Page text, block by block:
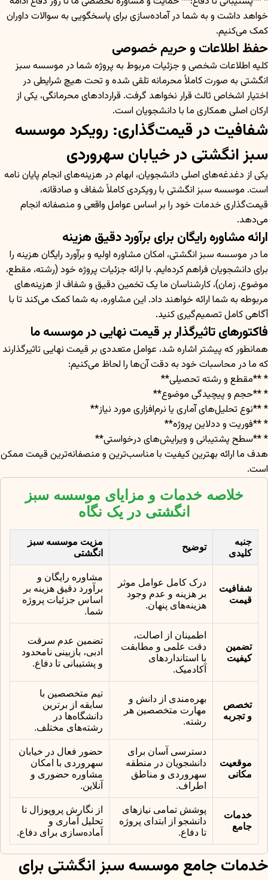
خواهد داشت و به شما در آماده‌سازی برای پاسخگویی به سوالات داوران
کمک می‌کنیم.
حفظ اطلاعات و حریم خصوصی
کلیه اطلاعات شخصی و جزئیات مربوط به پروژه شما در موسسه سبز
انگشتی به صورت کاملاً محرمانه تلقی شده و تحت هیچ شرایطی در
اختیار اشخاص ثالث قرار نخواهد گرفت. قراردادهای محرمانگی، یکی از
ارکان اصلی همکاری ما با دانشجویان است.
شفافیت در قیمت‌گذاری: رویکرد موسسه
سبز انگشتی در خیابان سهروردی
یکی از دغدغه‌های اصلی دانشجویان، ابهام در هزینه‌های انجام پایان نامه
است. موسسه سبز انگشتی با رویکردی کاملاً شفاف و صادقانه،
قیمت‌گذاری خدمات خود را بر اساس عوامل واقعی و منصفانه انجام
می‌دهد.
ارائه مشاوره رایگان برای برآورد دقیق هزینه
ما در موسسه سبز انگشتی، امکان مشاوره اولیه و برآورد رایگان هزینه را
برای دانشجویان فراهم کرده‌ایم. با ارائه جزئیات پروژه خود (رشته، مقطع،
موضوع، زمان)، کارشناسان ما یک تخمین دقیق و شفاف از هزینه‌های
مربوطه به شما ارائه خواهند داد. این مشاوره، به شما کمک می‌کند تا با
آگاهی کامل تصمیم‌گیری کنید.
فاکتورهای تاثیرگذار بر قیمت نهایی در موسسه ما
همانطور که پیشتر اشاره شد، عوامل متعددی بر قیمت نهایی تاثیرگذارند
که ما در محاسبات خود به دقت آن‌ها را لحاظ می‌کنیم:
* **مقطع و رشته تحصیلی**
* **حجم و پیچیدگی موضوع**
* **نوع تحلیل‌های آماری یا نرم‌افزاری مورد نیاز**
* **فوریت و ددلاین پروژه**
* **سطح پشتیبانی و ویرایش‌های درخواستی**
هدف ما ارائه بهترین کیفیت با مناسب‌ترین و منصفانه‌ترین قیمت ممکن
است.
خلاصه خدمات و مزایای موسسه سبز
انگشتی در یک نگاه
جنبه
کلیدی
توضیح
مزیت موسسه سبز
انگشتی
شفافیت
قیمت
درک کامل عوامل موثر
بر هزینه و عدم وجود
هزینه‌های پنهان.
مشاوره رایگان و
برآورد دقیق هزینه بر
اساس جزئیات پروژه
شما.
تضمین
کیفیت
اطمینان از اصالت،
دقت علمی و مطابقت
با استانداردهای
آکادمیک.
تضمین عدم سرقت
ادبی، بازبینی نامحدود
و پشتیبانی تا دفاع.
تخصص
و تجربه
بهره‌مندی از دانش و
مهارت متخصصین هر
رشته.
تیم متخصصین با
سابقه از برترین
دانشگاه‌ها در
رشته‌های مختلف.
موقعیت
مکانی
دسترسی آسان برای
دانشجویان در منطقه
سهروردی و مناطق
اطراف.
حضور فعال در خیابان
سهروردی با امکان
مشاوره حضوری و
آنلاین.
خدمات
جامع
پوشش تمامی نیازهای
دانشجو از ابتدای پروژه
تا دفاع.
از نگارش پروپوزال تا
تحلیل آماری و
آماده‌سازی برای دفاع.
خدمات جامع موسسه سبز انگشتی برای